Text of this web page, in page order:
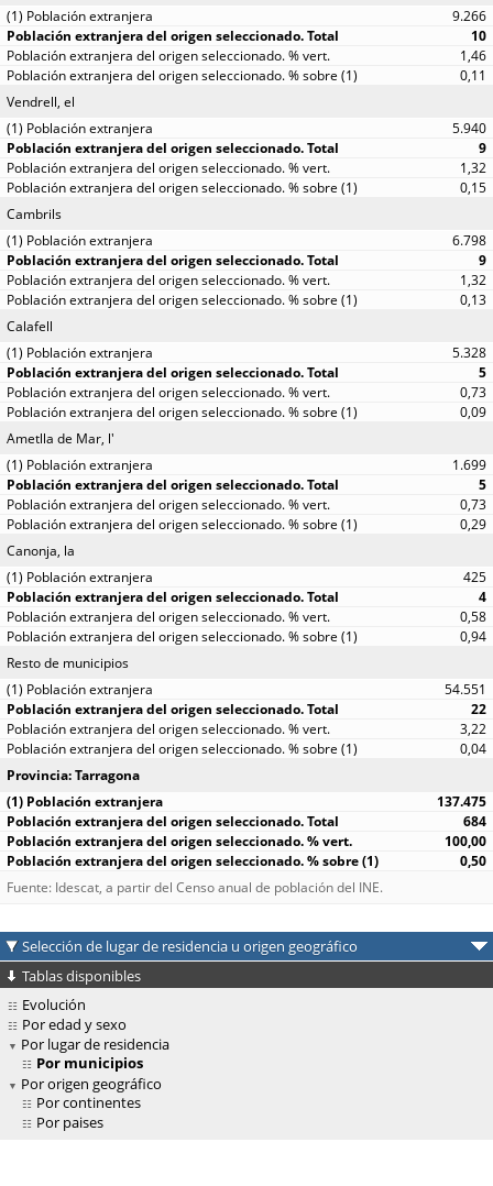
9.266
10
1,46
0,11
Vendrell, el
5.940
9
1,32
0,15
Cambrils
6.798
9
1,32
0,13
Calafell
5.328
5
0,73
0,09
Ametlla de Mar, l'
1.699
5
0,73
0,29
Canonja, la
425
4
0,58
0,94
Resto de municipios
54.551
22
3,22
0,04
Provincia: Tarragona
137.475
684
100,00
0,50
Fuente: Idescat, a partir del Censo anual de población del INE.
Selección de lugar de residencia u origen geográfico
Tablas disponibles
Evolución
Por edad y sexo
Por lugar de residencia
Por municipios
Por origen geográfico
Por continentes
Por paises